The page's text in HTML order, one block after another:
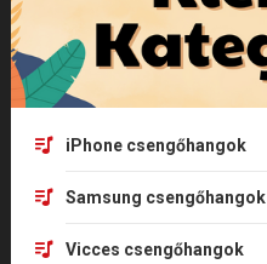
iPhone csengőhangok
Samsung csengőhangok
Vicces csengőhangok